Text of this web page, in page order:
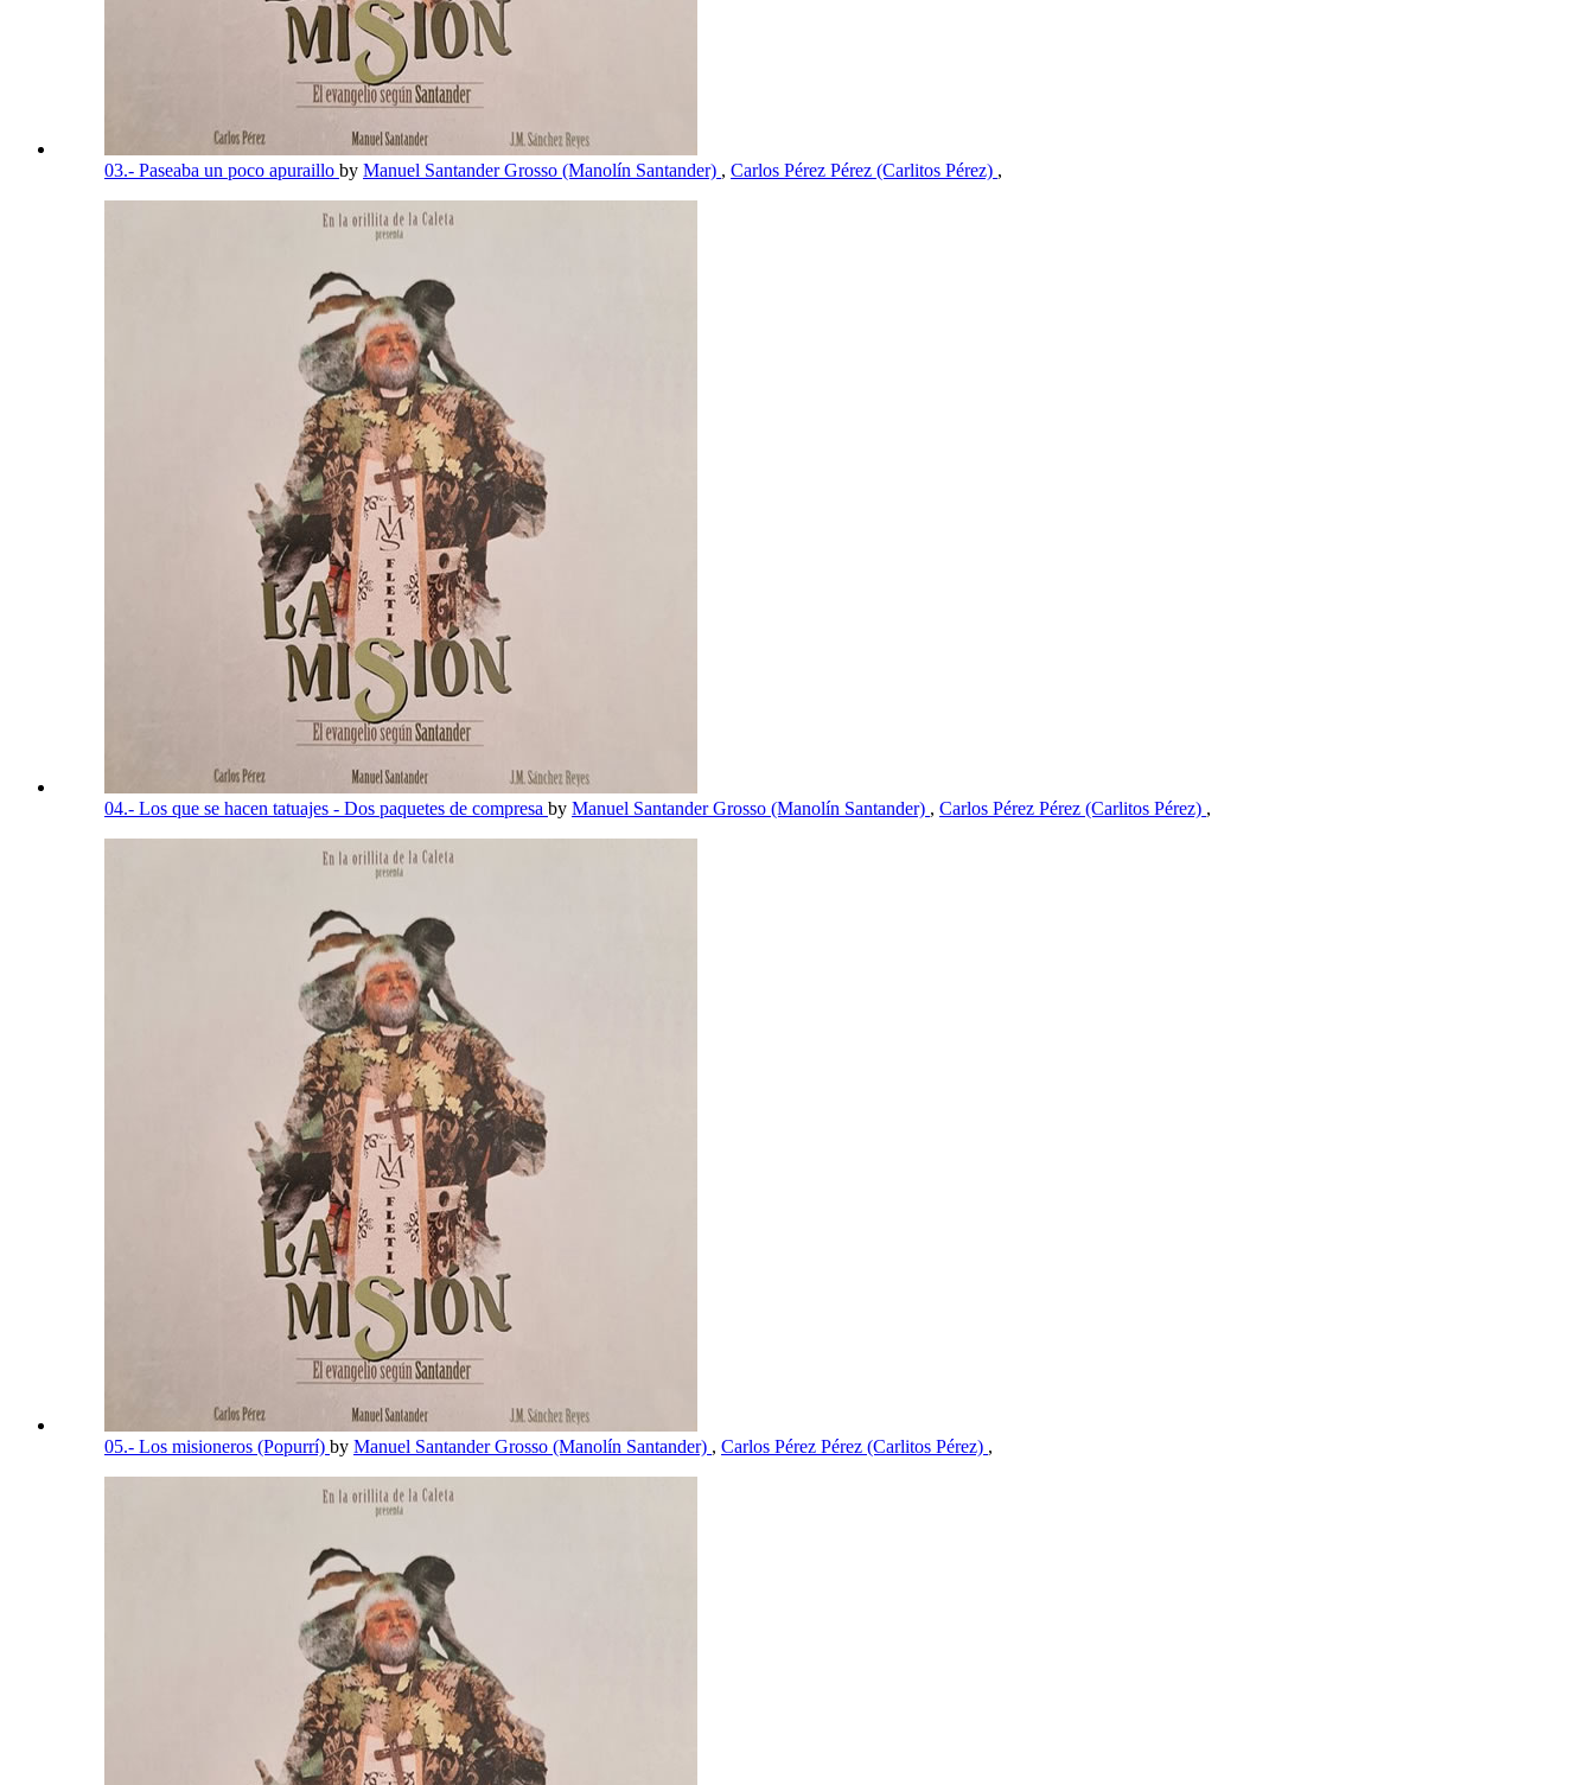
03.- Paseaba un poco apuraillo by Manuel Santander Grosso (Manolín Santander) , Carlos Pérez Pérez (Carlitos Pérez) ,
04.- Los que se hacen tatuajes - Dos paquetes de compresa by Manuel Santander Grosso (Manolín Santander) , Carlos Pérez Pérez (Carlitos Pérez) ,
05.- Los misioneros (Popurrí) by Manuel Santander Grosso (Manolín Santander) , Carlos Pérez Pérez (Carlitos Pérez) ,